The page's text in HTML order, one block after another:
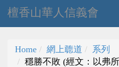
檀香山華人信義會
Home 網上聼道
系列
穩勝不敗 (經文：以弗